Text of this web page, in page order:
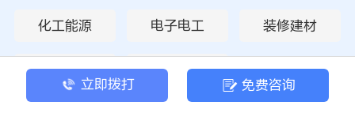
化工能源 电子电工 装修建材
物流运输
废旧回收
立即拨打
免费咨询